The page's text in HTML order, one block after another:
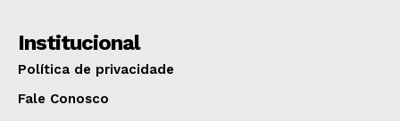
Institucional
Política de privacidade
Fale Conosco